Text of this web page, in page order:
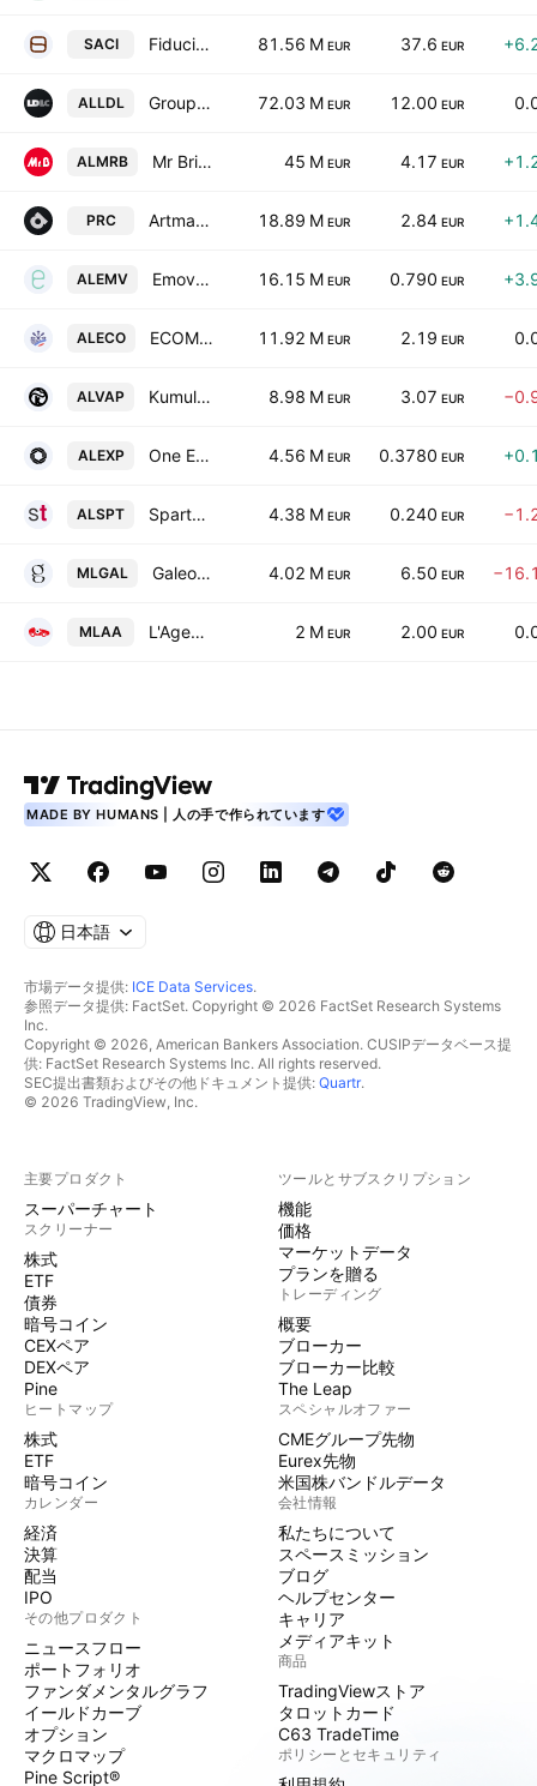
SACI Fiducial Office Solutions SA 81.56 M EUR 37.6 EUR
ALLDL Groupe LDLC SA 72.03 M EUR 12.00 EUR
ALMRB Mr Bricolage SA 45 M EUR 4.17 EUR
PRC Artmarket.com SA 18.89 M EUR 2.84 EUR
ALEMV Emova Group SA 16.15 M EUR 0.790 EUR
ALECO ECOMIAM SA 11.92 M EUR 2.19 EUR
ALVAP Kumulus Vape SA 8.98 M EUR 3.07 EUR
ALEXP One Experience 4.56 M EUR 0.3780 EUR
ALSPT Spartoo SAS 4.38 M EUR 0.240 EUR
MLGAL Galeo Concept 4.02 M EUR 6.50 EUR
MLAA L'Agence Automobiliere 2 M EUR 2.00 EUR
MADE BY HUMANS | 人の手で作られています
日本語
市場データ提供: ICE Data Services.
参照データ提供: FactSet. Copyright © 2026 FactSet Research Systems
Inc.
Copyright © 2026, American Bankers Association. CUSIPデータベース提
供: FactSet Research Systems Inc. All rights reserved.
SEC提出書類およびその他ドキュメント提供: Quartr.
© 2026 TradingView, Inc.
主要プロダクト
スーパーチャート
スクリーナー
株式
ETF
債券
暗号コイン
CEXペア
DEXペア
Pine
ヒートマップ
株式
ETF
暗号コイン
カレンダー
経済
決算
配当
IPO
その他プロダクト
ニュースフロー
ポートフォリオ
ファンダメンタルグラフ
イールドカーブ
オプション
マクロマップ
Pine Script®
ツールとサブスクリプション
機能
価格
マーケットデータ
プランを贈る
トレーディング
概要
ブローカー
ブローカー比較
The Leap
スペシャルオファー
CMEグループ先物
Eurex先物
米国株バンドルデータ
会社情報
私たちについて
スペースミッション
ブログ
ヘルプセンター
キャリア
メディアキット
商品
TradingViewストア
タロットカード
C63 TradeTime
ポリシーとセキュリティ